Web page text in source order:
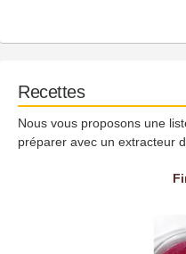
Recettes
Nous vous proposons une
préparer avec un extracteur